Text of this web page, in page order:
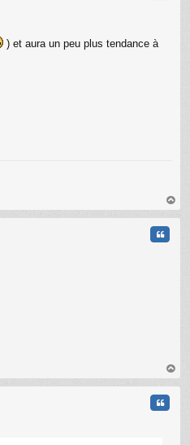
) et aura un peu plus tendance à
au
au